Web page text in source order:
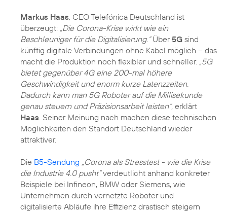
Markus Haas, CEO Telefónica Deutschland ist
überzeugt: „Die Corona-Krise wirkt wie ein
Beschleuniger für die Digitalisierung.“Über5G sind
künftig digitale Verbindungen ohne Kabel möglich – das
macht die Produktion noch flexibler und schneller. „5G
bietet gegenüber 4G eine 200-mal höhere
Geschwindigkeit und enorm kurze Latenzzeiten.
Dadurch kann man 5G Roboter auf die Millisekunde
genau steuern und Präzisionsarbeit leisten“, erklärt
Haas . Seiner Meinung nach machen diese technischen
Möglichkeiten den Standort Deutschland wieder
attraktiver.
Die B5-Sendung „Corona als Stresstest - wie die Krise
die Industrie 4.0 pusht“verdeutlicht anhand konkreter
Beispiele bei Infineon, BMW oder Siemens, wie
Unternehmen durch vernetzte Roboter und
digitalisierte Abläufe ihre Effizienz drastisch steigern